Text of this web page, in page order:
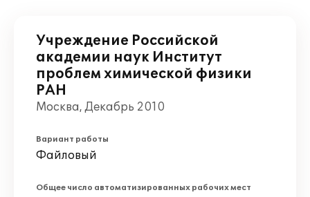
Учреждение Российской
академии наук Институт
проблем химической физики
РАН
Москва, Декабрь 2010
Вариант работы
Файловый
Общее число автоматизированных рабочих мест